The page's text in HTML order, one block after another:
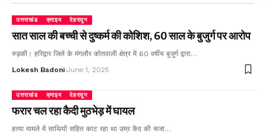
उत्तराखंड क्राइम देहरादून
सात साल की बच्ची से दुष्कर्म की कोशिश, 60 साल के बुजुर्ग पर आरोप
रुड़की। हरिद्वार जिले के मंगलौर कोतवाली क्षेत्र में 60 वर्षीय बुजुर्ग द्वारा…
Lokesh Badoni June 1, 2025
उत्तराखंड क्राइम देहरादून
फरार चल रहा कैदी मुठभेड़ में घायल
हत्या मामले में साथियों सहित काट रहा था उम्र कैद की सजा…